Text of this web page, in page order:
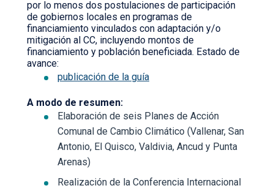
por lo menos dos postulaciones de participación
de gobiernos locales en programas de
financiamiento vinculados con adaptación y/o
mitigación al CC, incluyendo montos de
financiamiento y población beneficiada. Estado de
avance:
publicación de la guía
A modo de resumen:
Elaboración de seis Planes de Acción
Comunal de Cambio Climático (Vallenar, San
Antonio, El Quisco, Valdivia, Ancud y Punta
Arenas)
Realización de la Conferencia Internacional